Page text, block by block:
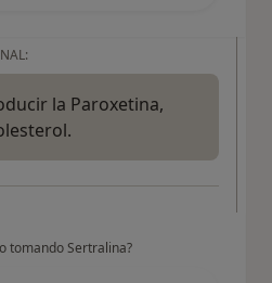
la Paroxetina,
tomando Sertralina?